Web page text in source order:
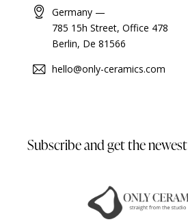
Germany —
785 15h Street, Office 478
Berlin, De 81566
hello@only-ceramics.com
Subscribe and get the newest